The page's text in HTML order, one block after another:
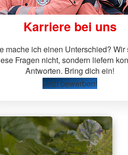
Karriere bei uns
mache ich einen Unterschied? Wir
Fragen nicht, sondern liefern
Antworten. Bring dich ein!
Jetzt bewerben!